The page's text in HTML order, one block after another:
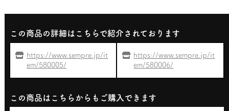
この商品の詳細はこちらで紹介されております
https://www.sempre.jp/it
em/580005/
https://www.sempre.jp/it
em/580006/
この商品はこちらからもご購入できます